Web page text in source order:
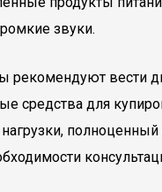
звуки.
рекомендуют
для
полноценный